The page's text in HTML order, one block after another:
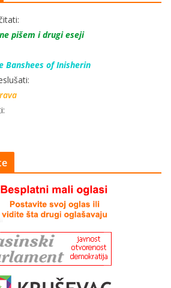
pišem i drugi eseji
Banshees of Inisherin